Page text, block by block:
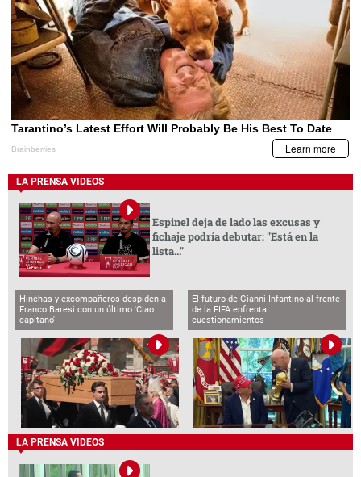
LA PRENSA VIDEOS
Espinel deja de lado las excusas y
fichaje podría debutar: "Está en la
lista..."
Hinchas y excompañeros despiden a
Franco Baresi con un último 'Ciao
capitano'
El futuro de Gianni Infantino al frente
de la FIFA enfrenta
cuestionamientos
LA PRENSA VIDEOS